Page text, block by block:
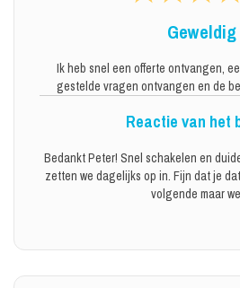
Geweldig
Ik heb snel een offerte ontvangen,
gestelde vragen ontvangen en de
Reactie van het
Bedankt Peter! Snel schakelen en
zetten we dagelijks op in. Fijn dat je
volgende maar